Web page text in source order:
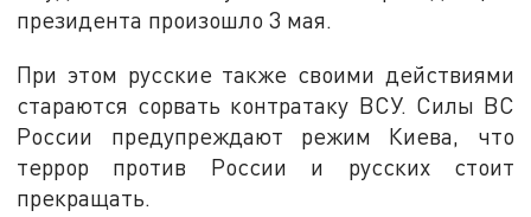
президента произошло 3 мая.
При этом русские также своими действиями
стараются сорвать контратаку ВСУ. Силы ВС
России предупреждают режим Киева, что
террор против России и русских стоит
прекращать.